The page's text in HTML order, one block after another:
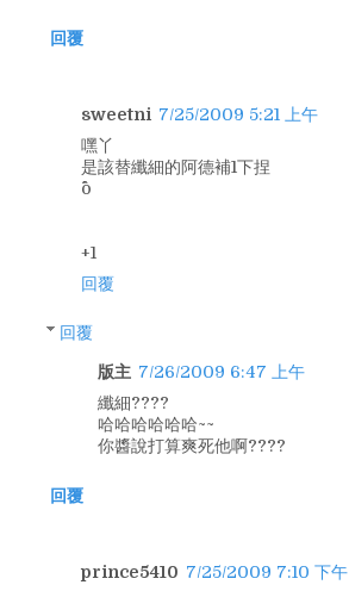
回覆
sweetni 7/25/2009 5:21 上午
嘿丫
是該替纖細的阿德補1下捏
^o^
+1
回覆
回覆
版主 7/26/2009 6:47 上午
纖細????
哈哈哈哈哈哈~~
你醬說打算爽死他啊????
回覆
prince5410 7/25/2009 7:10 下午